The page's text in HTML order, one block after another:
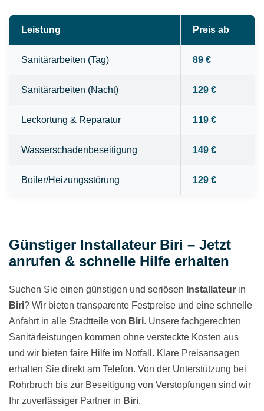
Leistung Preis ab
Sanitärarbeiten (Tag) 89 €
Sanitärarbeiten (Nacht) 129 €
Leckortung & Reparatur 119 €
Wasserschadenbeseitigung 149 €
Boiler/Heizungsstörung 129 €
Günstiger Installateur Biri – Jetzt
anrufen & schnelle Hilfe erhalten
Suchen Sie einen günstigen und seriösen Installateur in
Biri? Wir bieten transparente Festpreise und eine schnelle
Anfahrt in alle Stadtteile von Biri. Unsere fachgerechten
Sanitärleistungen kommen ohne versteckte Kosten aus
und wir bieten faire Hilfe im Notfall. Klare Preisansagen
erhalten Sie direkt am Telefon. Von der Unterstützung bei
Rohrbruch bis zur Beseitigung von Verstopfungen sind wir
Ihr zuverlässiger Partner in Biri.